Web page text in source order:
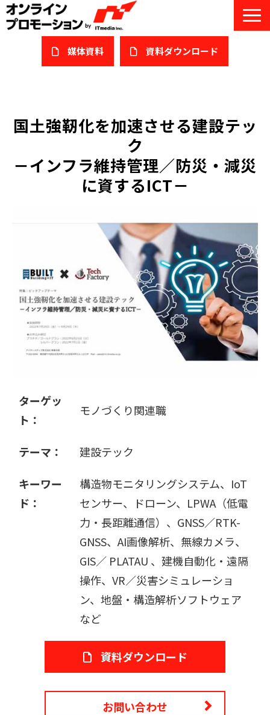
媒体資料 ​資料ダウンロード
私たちについて
サービスガイド/お役立ち資料
課題/ターゲット別で探す
導入事例
セミナー情報/ブログ
販売パートナー募集
国土強靭化を加速させる建設テッ
ク
－インフラ維持管理／防災・減災
に資するICT－
ターゲッ
ト：
モノづくり関連職
テーマ： 建設テック
キーワー
ド：
構造物モニタリングシステム、IoT
センサー、ドローン、LPWA（低電
力・長距離通信）、GNSS／RTK-
GNSS、AI画像解析、無線カメラ、
GIS／ PLATAU 、建機自動化・遠隔
操作、VR／災害シミュレーショ
ン、地盤・構造解析ソフトウェア
など
資料ダウンロード
お問い合わせ